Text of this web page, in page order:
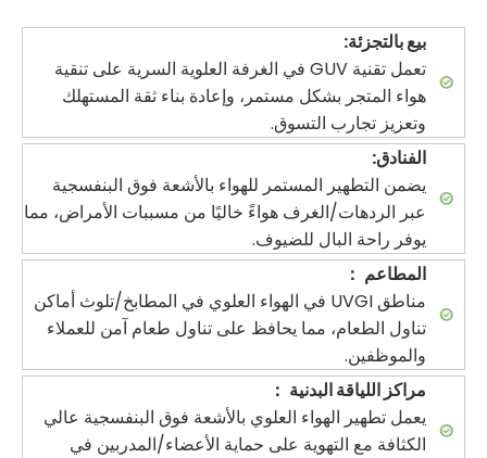
بيع بالتجزئة:
تعمل تقنية GUV في الغرفة العلوية السرية على تنقية
هواء المتجر بشكل مستمر، وإعادة بناء ثقة المستهلك
وتعزيز تجارب التسوق.
الفنادق:
يضمن التطهير المستمر للهواء بالأشعة فوق البنفسجية
عبر الردهات/الغرف هواءً خاليًا من مسببات الأمراض، مما
يوفر راحة البال للضيوف.
المطاعم ：
مناطق UVGI في الهواء العلوي في المطابخ/تلوث أماكن
تناول الطعام، مما يحافظ على تناول طعام آمن للعملاء
والموظفين.
مراكز اللياقة البدنية ：
يعمل تطهير الهواء العلوي بالأشعة فوق البنفسجية عالي
الكثافة مع التهوية على حماية الأعضاء/المدربين في